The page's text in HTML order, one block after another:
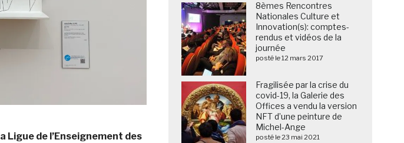
Ligue de l’Enseignement des
8èmes Rencontres
Nationales Culture et
Innovation(s): comptes-
rendus et vidéos de la
journée
posté le 12 mars 2017
Fragilisée par la crise du
covid-19, la Galerie des
Offices a vendu la version
NFT d’une peinture de
Michel-Ange
posté le 23 mai 2021